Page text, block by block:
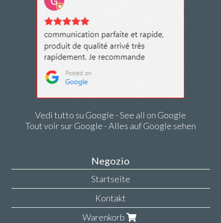
Vedi tutto su Google - See all on Google
Tout voir sur Google - Alles auf Google sehen
Negozio
Startseite
Kontakt
Warenkorb